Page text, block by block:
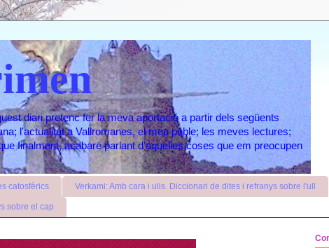
diari pretenc fer la meva aportació a partir dels següents
l'actualitat a Vallromanes, el meu poble; les meves lectures;
finalment, acabaré parlant d'aquelles coses que em preocupen
catosfèrics Verkami: Amb cara i ulls. Diccionari de dites i refranys sobre l'ull
sobre el cap